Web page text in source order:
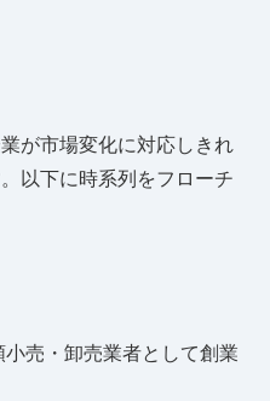
が市場変化に対応しきれ
以下に時系列をフローチ
売・卸売業者として創業